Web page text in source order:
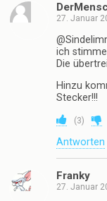
27. Januar
ich
Die
Hinzu
Stecker!!!
(3)
Antworten
Franky
27. Januar